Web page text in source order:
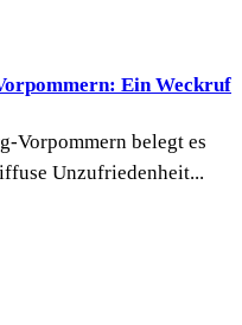
Ein Weckruf
Vorpommern belegt es
Unzufriedenheit...